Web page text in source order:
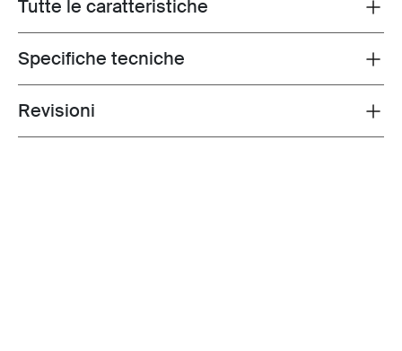
Toggle features
Tutte le caratteristiche
Toggle techspec
Specifiche tecniche
Toggle overview
Revisioni